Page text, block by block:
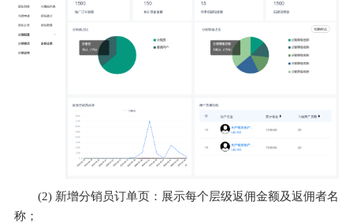
(2) 新增分销员订单页：展示每个层级返佣金额及返佣者名
称；